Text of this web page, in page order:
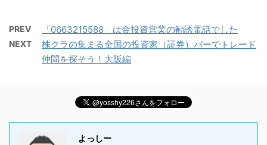
PREV 「0663215588」は金投資営業の勧誘電話でした
NEXT
株クラの集まる全国の投資家（証券）バーでトレード
仲間を探そう！大阪編
よっしー